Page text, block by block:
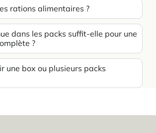
rations alimentaires ?
dans les packs suffit-elle pour une
?
une box ou plusieurs packs